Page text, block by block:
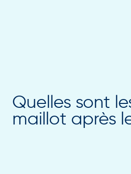
Quelles sont
maillot après